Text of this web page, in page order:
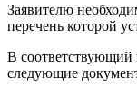
Заявителю
перечень которой
В соответствующий
следующие